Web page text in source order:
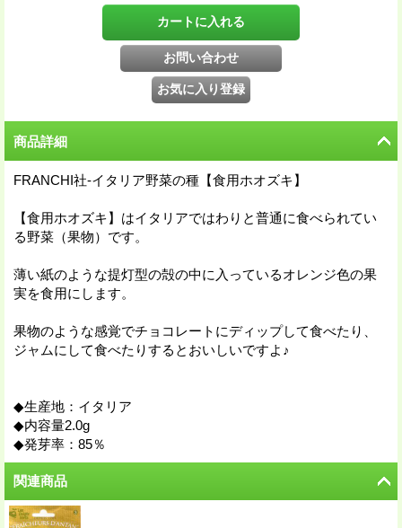
商品詳細
FRANCHI社-イタリア野菜の種【食用ホオズキ】
【食用ホオズキ】はイタリアではわりと普通に食べられてい
る野菜（果物）です。
薄い紙のような提灯型の殻の中に入っているオレンジ色の果
実を食用にします。
果物のような感覚でチョコレートにディップして食べたり、
ジャムにして食べたりするとおいしいですよ♪
◆生産地：イタリア
◆内容量2.0g
◆発芽率：85％
関連商品